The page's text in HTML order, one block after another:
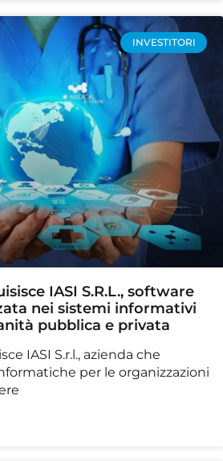
INVESTITORI
IASI S.R.L., software
nei sistemi informativi
pubblica e privata
IASI S.r.l., azienda che
per le organizzazioni